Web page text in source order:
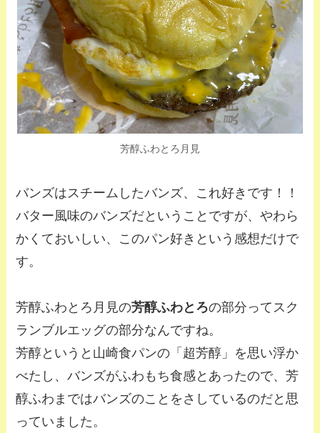
芳醇ふわとろ月見
バンズはスチームしたバンズ、これ好きです！！
バター風味のバンズだということですが、やわら
かくておいしい、このパン好きという感想だけで
す。
芳醇ふわとろ月見の芳醇ふわとろの部分ってスク
ランブルエッグの部分なんですね。
芳醇というと山崎食パンの「超芳醇」を思い浮か
べたし、バンズがふわもち食感とあったので、芳
醇ふわまではバンズのことをさしているのだと思
っていました。